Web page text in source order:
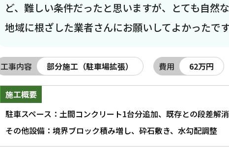
ど、難しい条件だったと思いますが、とても自然
地域に根ざした業者さんにお願いしてよかったです
工事内容 部分施工（駐車場拡張） 費用 62万円
施工概要
駐車スペース：土間コンクリート1台分追加、既存との段差解消
その他設備：境界ブロック積み増し、砕石敷き、水勾配調整